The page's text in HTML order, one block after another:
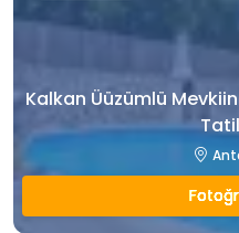
Kalkan Üüzümlü